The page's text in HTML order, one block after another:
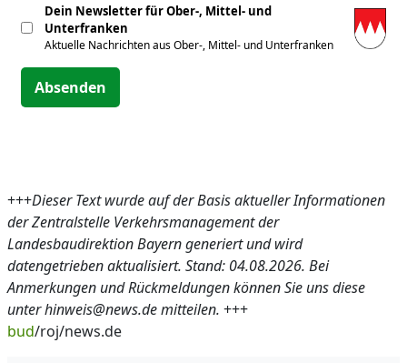
Dein Newsletter für Ober-, Mittel- und
Unterfranken
Aktuelle Nachrichten aus Ober-, Mittel- und Unterfranken
Absenden
+++Dieser Text wurde auf der Basis aktueller Informationen
der Zentralstelle Verkehrsmanagement der
Landesbaudirektion Bayern generiert und wird
datengetrieben aktualisiert. Stand: 04.08.2026. Bei
Anmerkungen und Rückmeldungen können Sie uns diese
unter hinweis@news.de mitteilen. +++
bud/roj/news.de